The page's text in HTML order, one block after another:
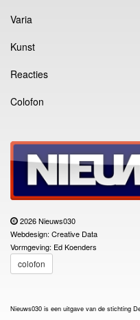
Varia
Kunst
Reacties
Colofon
2026 Nieuws030
Webdesign: Creative Data
Vormgeving: Ed Koenders
colofon
Nieuws030 is een uitgave van de stichting